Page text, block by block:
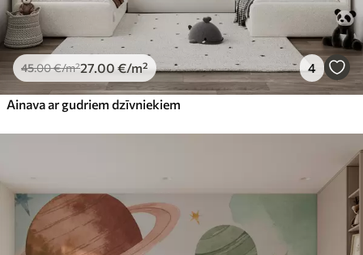
45.00€/m²27.00 €/m² 4
Ainava ar gudriem dzīvniekiem